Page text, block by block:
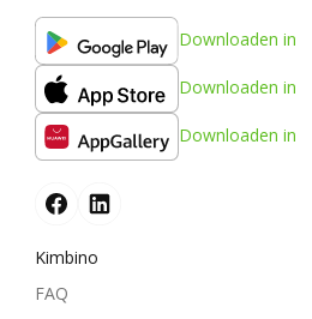
Downloaden in
Downloaden in
Downloaden in
Kimbino
FAQ